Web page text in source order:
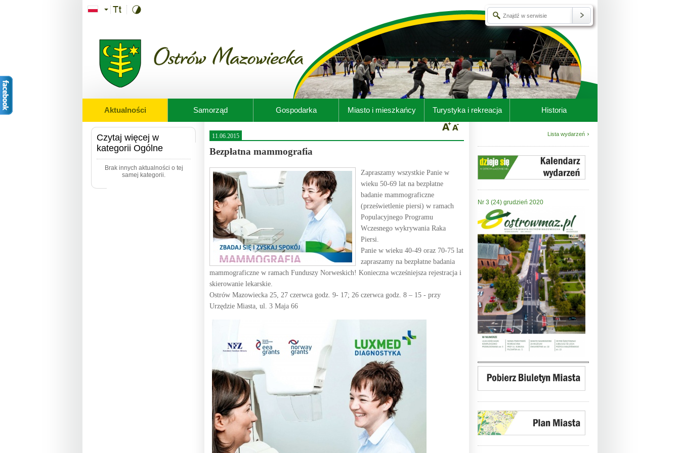
Aktualności Samorząd Gospodarka Miasto i mieszkańcy Turystyka i rekreacja Historia
Czytaj więcej w
kategorii Ogólne
Brak innych aktualności o tej
samej kategorii.
11.06.2015
Bezpłatna mammografia
Zapraszamy wszystkie Panie w
wieku 50-69 lat na bezpłatne
badanie mammograficzne
(prześwietlenie piersi) w ramach
Populacyjnego Programu
Wczesnego wykrywania Raka
Piersi.
Panie w wieku 40-49 oraz 70-75 lat
zapraszamy na bezpłatne badania
mammograficzne w ramach Funduszy Norweskich! Konieczna wcześniejsza rejestracja i
skierowanie lekarskie.
Ostrów Mazowiecka 25, 27 czerwca godz. 9- 17; 26 czerwca godz. 8 – 15 - przy
Urzędzie Miasta, ul. 3 Maja 66
Lista wydarzeń
Nr 3 (24) grudzień 2020